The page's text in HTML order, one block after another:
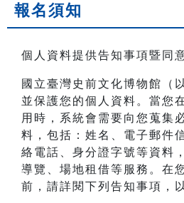
報名須知
個人資料提供告知事項暨同
國立臺灣史前文化博物館（
並保護您的個人資料。當您
用時，系統會需要向您蒐集
料，包括：姓名、電子郵件
絡電話、身分證字號等資料
導覽、場地租借等服務。在
前，請詳閱下列告知事項，